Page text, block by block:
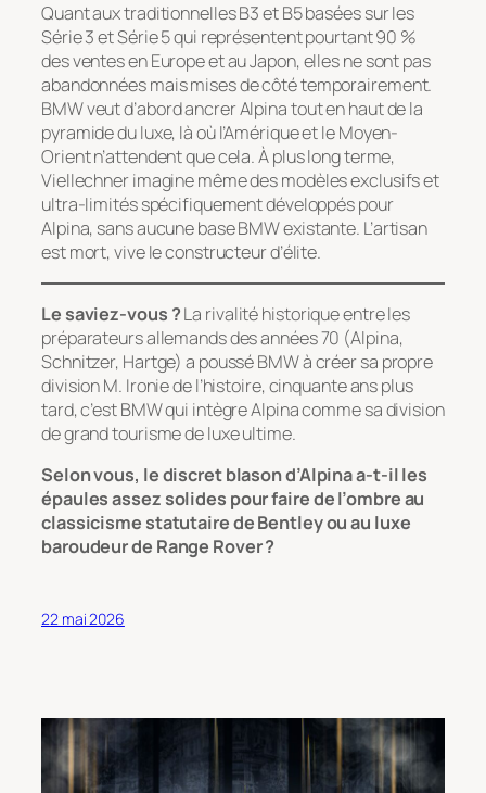
Quant aux traditionnelles B3 et B5 basées sur les
Série 3 et Série 5 qui représentent pourtant 90 %
des ventes en Europe et au Japon, elles ne sont pas
abandonnées mais mises de côté temporairement.
BMW veut d’abord ancrer Alpina tout en haut de la
pyramide du luxe, là où l’Amérique et le Moyen-
Orient n’attendent que cela. À plus long terme,
Viellechner imagine même des modèles exclusifs et
ultra-limités spécifiquement développés pour
Alpina, sans aucune base BMW existante. L’artisan
est mort, vive le constructeur d’élite.
Le saviez-vous ?La rivalité historique entre les
préparateurs allemands des années 70 (Alpina,
Schnitzer, Hartge) a poussé BMW à créer sa propre
division M. Ironie de l’histoire, cinquante ans plus
tard, c’est BMW qui intègre Alpina comme sa division
de grand tourisme de luxe ultime.
Selon vous, le discret blason d’Alpina a-t-il les
épaules assez solides pour faire de l’ombre au
classicisme statutaire de Bentley ou au luxe
baroudeur de Range Rover ?
22 mai 2026